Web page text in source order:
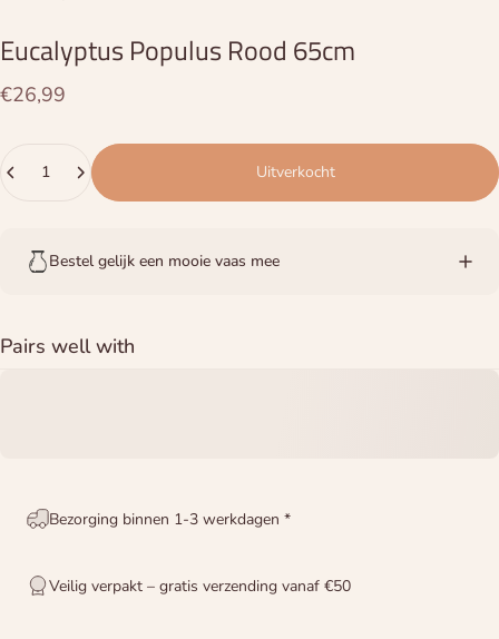
Eucalyptus Populus Rood 65cm
€26,99
Uitverkocht
Bestel gelijk een mooie vaas mee
Pairs well with
Bezorging binnen 1-3 werkdagen *
Veilig verpakt – gratis verzending vanaf €50